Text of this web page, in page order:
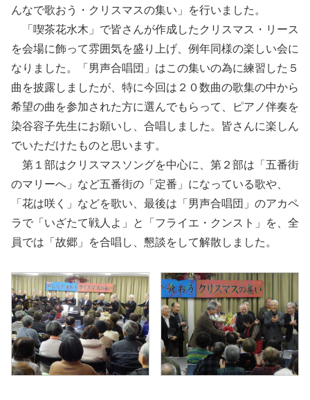
んなで歌おう・クリスマスの集い」を行いました。
「喫茶花水木」で皆さんが作成したクリスマス・リース
を会場に飾って雰囲気を盛り上げ、例年同様の楽しい会に
なりました。「男声合唱団」はこの集いの為に練習した５
曲を披露しましたが、特に今回は２０数曲の歌集の中から
希望の曲を参加された方に選んでもらって、ピアノ伴奏を
染谷容子先生にお願いし、合唱しました。皆さんに楽しん
でいただけたものと思います。
第１部はクリスマスソングを中心に、第２部は「五番街
のマリーへ」など五番街の「定番」になっている歌や、
「花は咲く」などを歌い、最後は「男声合唱団」のアカペ
ラで「いざたて戦人よ」と「フライエ・クンスト」を、全
員では「故郷」を合唱し、懇談をして解散しました。